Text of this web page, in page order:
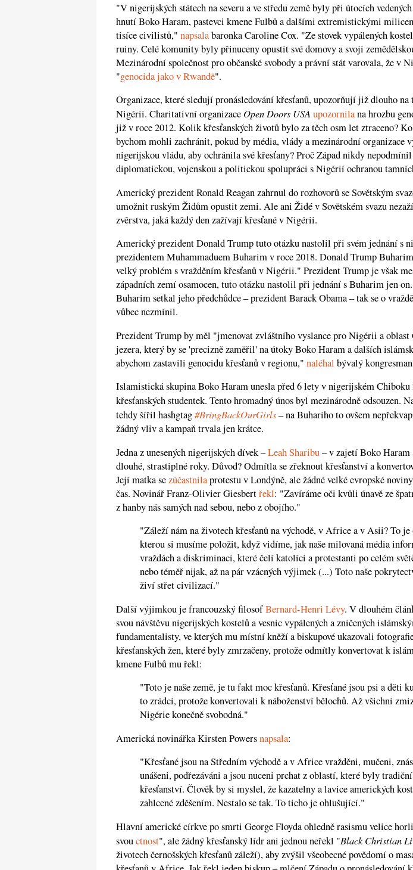
"V nigerijských státech na severu a ve středu země byly při útocích
hnutí Boko Haram, pastevci kmene Fulbů a dalšími extremistickými
tisíce civilistů," napsalabaronka Caroline Cox. "Ze stovek vypálených
ruiny. Celé komunity byly přinuceny opustit své domovy a svoji
Mezinárodní společnost pro občanské svobody a právní stát varovala, že v
"genocida jako v Rwandě".
Organizace, které sledují pronásledování křesťanů, upozorňují již dlouho na
Nigérii. Charitativní organizace Open Doors USA upozornilana hrozbu
již v roce 2012. Kolik křesťanských životů bylo za těch osm let ztraceno?
bychom mohli zachránit, pokud by média, vlády a mezinárodní organizace
nigerijskou vládu, aby ochránila své křesťany? Proč Západ nikdy
diplomatickou, vojenskou a politickou spolupráci s Nigérií ochranou
Americký prezident Ronald Reagan zahrnul do rozhovorů se Sovětským
umožnit ruským Židům opustit zemi. Ale ani Židé v Sovětském svazu
zvěrstva, jaká každý den zažívají křesťané v Nigérii.
Americký prezident Donald Trump tuto otázku nastolil při svém jednání s
prezidentem Muhammaduem Buharim v roce 2018. Donald Trump
velký problém s vražděním křesťanů v Nigérii." Prezident Trump je však
západních zemí osamocen, tuto otázku nastolil při jednání s Buharim jen
Buharim setkal jeho předchůdce – prezident Barack Obama – tak se o
vůbec nezmínil.
Prezident Trump by měl "jmenovat zvláštního vyslance pro Nigérii a oblast
jezera, který by se 'precizně zaměřil' na útoky Boko Haram a dalších
abychom zastavili genocidu křesťanů v regionu," naléhal bývalý
Islamistická skupina Boko Haram unesla před 6 lety v nigerijském Chiboku
křesťanských studentek. Tento hromadný únos byl mezinárodně odsouzen.
tehdy šířil hashgtag#BringBackOurGirls– na Buhariho to ovšem
žádný vliv a kampaň trvala jen krátce.
Jedna z unesených nigerijských dívek –Leah Sharibu– v zajetí Boko Haram
dlouhé, strastiplné roky. Důvod? Odmítla se zřeknout křesťanství a
Její matka sezúčastnilaprotestu v Londýně, ale žádné velké evropské
čas. Novinář Franz-Olivier Giesbertřekl: "Zavíráme oči kvůli únavě ze
z hanby nás samých nad sebou, nebo z obojího."
"Záleží nám na životech křesťanů na východě, v Africe a v Asii? To je
kterou si musíme položit, když vidíme, jak naše milovaná média
vraždách a diskriminaci, které čelí katolíci a protestanti po celém
nebo téměř nijak, až na pár vzácných výjimek (...) Toto naše
živí střet civilizací."
Další výjimkou je francouzský filosofBernard-Henri Lévy. V dlouhém
svou návštěvu nigerijských kostelů a vesnic vypálených a zničených
fundamentalisty, ve kterých mu místní kněží a biskupové ukazovali
křesťanských žen, které byly zmrzačeny, protože odmítly konvertovat k
kmene Fulbů mu řekl:
"Toto je naše země, je tu fakt moc křesťanů. Křesťané jsou psi a děti
to zrádci, protože konvertovali k náboženství bělochů. Až všichni
Nigérie konečně svobodná."
Americká novinářka Kirsten Powersnapsala:
"Křesťané jsou na Středním východě a v Africe vražděni, mučeni,
unášeni, podřezáváni a jsou nuceni prchat z oblastí, které byly
křesťanství. Člověk by si myslel, že kazatelny a lavice amerických
zahlcené zděšením. Nestalo se tak. To ticho je ohlušující."
Hlavní americké církve po smrti George Floyda ohledně rasismu velice
svouctnost", ale žádný křesťanský lídr ani jednou neřekl "Black Christian
životech černošských křesťanů záleží), aby zvýšil všeobecné povědomí o